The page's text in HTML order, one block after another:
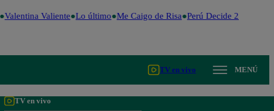
Valentina Valiente Lo último Me Caigo de Risa Perú Decide 2026
TV en vivo MENÚ
TV en vivo